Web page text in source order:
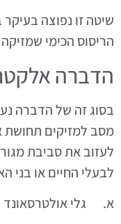
שיטה זו נפוצה
הריסוס הכימי
הדברה
בסוג זה של הדברה
מסב למזיקים תחושת
לעזוב את סביבת
לבעלי החיים או בני
א. גלי אולטרסאונד